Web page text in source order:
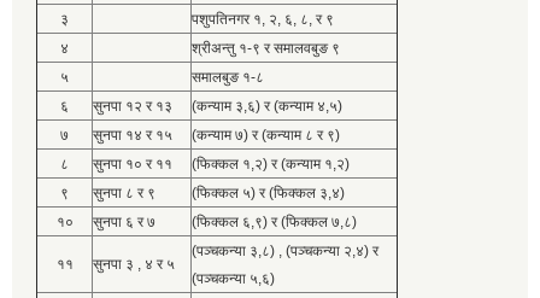
३
पशुपतिनगर १, २, ६, ८, र ९
४
श्रीअन्तु १-९ र समालवबुङ ९
५
समालबुङ १-८
६
सुनपा १२ र १३
(कन्याम ३,६) र (कन्याम ४,५)
७
सुनपा १४ र १५
(कन्याम ७) र (कन्याम ८ र ९)
८
सुनपा १० र ११
(फिक्कल १,२) र (कन्याम १,२)
९
सुनपा ८ र ९
(फिक्कल ५) र (फिक्कल ३,४)
१०
सुनपा ६ र ७ (फिक्कल ६,९) र (फिक्कल ७,८)
११ सुनपा ३ , ४ र ५
(पञ्चकन्या ३,८) , (पञ्चकन्या २,४) र
(पञ्चकन्या ५,६)